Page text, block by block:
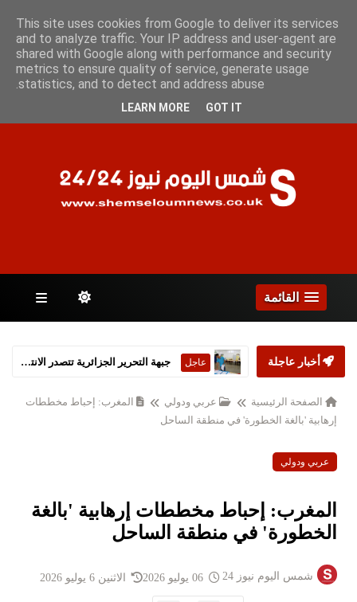
الصفحات
القائمة
أخبار عاجلة عاجل جبهة التحرير الجزائرية تتصدر الانتخابات التشريعية
الصفحة الرئيسية عربي ودولي
المغرب: إحباط مخططات
إرهابية 'بالغة الخطورة' في منطقة الساحل
عربي ودولي
المغرب: إحباط مخططات إرهابية 'بالغة
الخطورة' في منطقة الساحل
شمس اليوم نيوز 24 الاثنين 6 يوليو 2026
This site uses cookies from Google to deliver its services
and to analyze traffic. Your IP address and user-agent are
shared with Google along with performance and security
metrics to ensure quality of service, generate usage
statistics, and to detect and address abuse.
LEARN MORE GOT IT